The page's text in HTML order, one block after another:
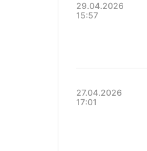
29.04.2026
15:57
27.04.2026
17:01